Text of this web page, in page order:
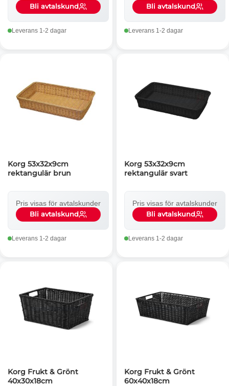
Bli avtalskund
Leverans 1-2 dagar
Bli avtalskund
Leverans 1-2 dagar
Korg 53x32x9cm
rektangulär brun
Pris visas för avtalskunder
Bli avtalskund
Leverans 1-2 dagar
Korg 53x32x9cm
rektangulär svart
Pris visas för avtalskunder
Bli avtalskund
Leverans 1-2 dagar
Korg Frukt & Grönt
40x30x18cm
Korg Frukt & Grönt
60x40x18cm